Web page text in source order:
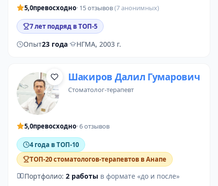
5,0превосходно· 15 отзывов(7 анонимных)
7 лет подряд в ТОП-5
Опыт23 года· НГМА, 2003 г.
Шакиров Далил Гумарович
стоматолог-терапевт
5,0превосходно· 6 отзывов
4 года в ТОП-10
ТОП-20 стоматологов-терапевтов в Анапе
Портфолио: 2 работы в формате «до и после»